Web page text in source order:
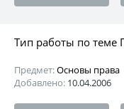
Тип работы по теме
Предмет:Основы права
Добавлено: 10.04.2006